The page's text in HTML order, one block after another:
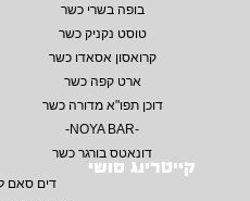
בופה בשרי כשר
טוסט נקניק כשר
קרואסון אסאדו כשר
ארט קפה כשר
דוכן תפו"א מדורה כשר
דונאטס בורגר כשר
קייטרינג סושי
דים סאם